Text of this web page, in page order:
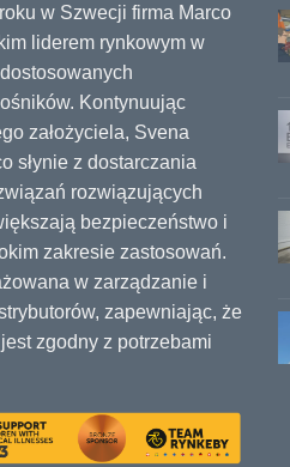
w Szwecji firma Marco
liderem rynkowym w
Kontynuując
założyciela, Svena
słynie z dostarczania
rozwiązujących
bezpieczeństwo i
zakresie zastosowań.
w zarządzanie i
zapewniając, że
zgodny z potrzebami